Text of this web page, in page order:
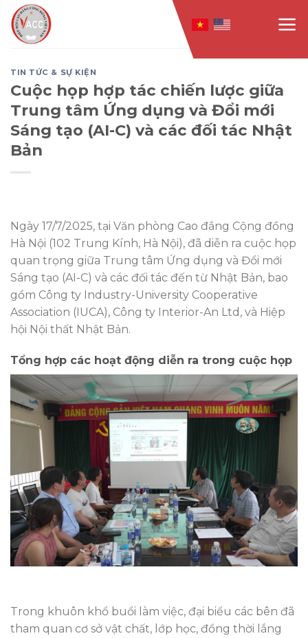
Skip
to
content
TIN TỨC & SỰ KIỆN
Cuộc họp hợp tác chiến lược giữa
Trung tâm Ứng dụng và Đổi mới
Sáng tạo (AI-C) và các đối tác Nhật
Bản
Ngày 17/7/2025, tại Văn phòng Cao đẳng Cộng đồng
Hà Nội (102 Trung Kính, Hà Nội), đã diễn ra cuộc họp
quan trọng giữa Trung tâm Ứng dụng và Đổi mới
Sáng tạo (AI-C) và các đối tác đến từ Nhật Bản, bao
gồm Công ty Industry-University Cooperative
Association (IUCA), Công ty Interior-An Ltd, và Hiệp
hội Nội thất Nhật Bản.
Tổng hợp các hoạt động diễn ra trong cuộc họp
Trong khuôn khổ buổi làm việc, đại biểu các bên đã
tham quan cơ sở vật chất, lớp học, đồng thời lắng